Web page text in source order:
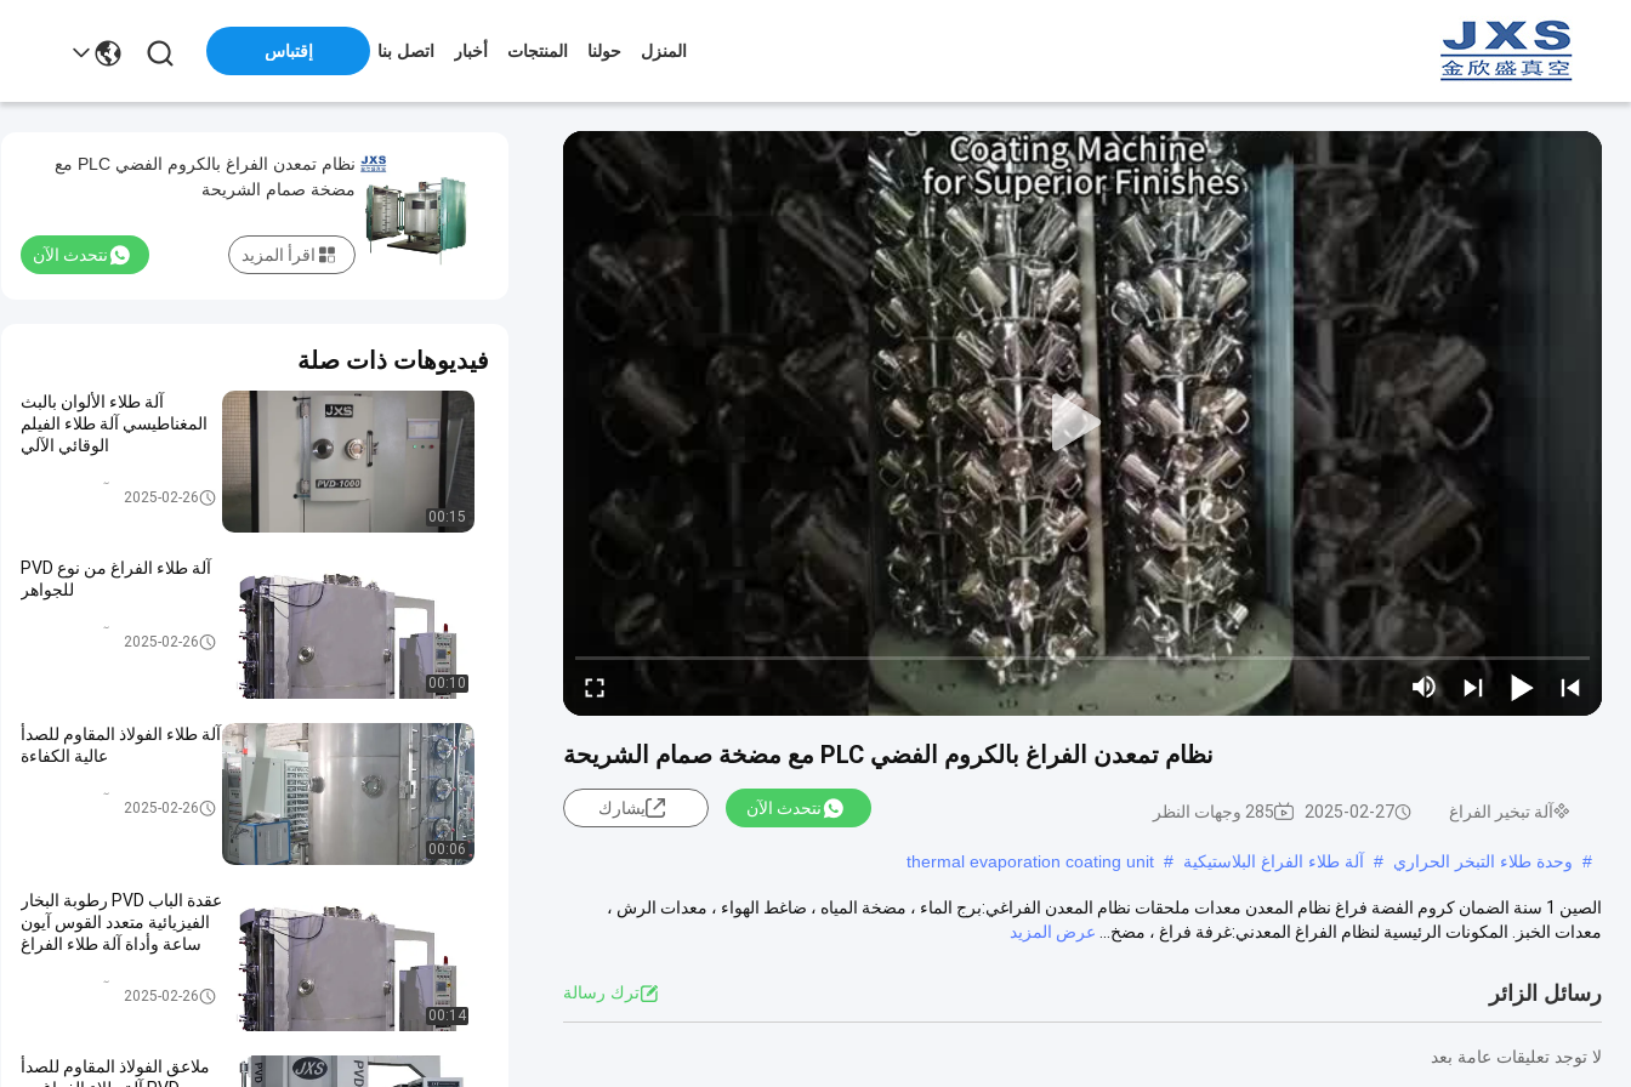
المنزل حولنا المنتجات أخبار اتصل بنا إقتباس
نظام تمعدن الفراغ بالكروم الفضي PLC مع مضخة صمام الشريحة
آلة تبخير الفراغ 2025-02-27 285 وجهات النظر نتحدث الآن يشارك
# وحدة طلاء التبخر الحراري # آلة طلاء الفراغ البلاستيكية #
thermal evaporation coating unit
الصين 1 سنة الضمان كروم الفضة فراغ نظام المعدن معدات ملحقات نظام المعدن الفراغي:برج الماء ، مضخة المياه ، ضاغط الهواء ، معدات الرش ،
معدات الخبز. المكونات الرئيسية لنظام الفراغ المعدني:غرفة فراغ ، مضخ...
عرض المزيد
رسائل الزائر ترك رسالة
لا توجد تعليقات عامة بعد
نظام تمعدن الفراغ بالكروم الفضي PLC مع
مضخة صمام الشريحة
نتحدث الآن اقرأ المزيد
فيديوهات ذات صلة
00:15
آلة طلاء الألوان بالبث
المغناطيسي آلة طلاء الفيلم
الوقائي الآلي
PVD آلة طلاء الفراغ
2025-02-26
00:10
آلة طلاء الفراغ من نوع PVD
للجواهر
PVD آلة طلاء الفراغ
2025-02-26
00:06
آلة طلاء الفولاذ المقاوم للصدأ
عالية الكفاءة
PVD آلة طلاء الفراغ
2025-02-26
00:14
عقدة الباب PVD رطوبة البخار
الفيزيائية متعدد القوس آيون
ساعة وأداة آلة طلاء الفراغ
PVD آلة طلاء الفراغ
2025-02-26
ملاعق الفولاذ المقاوم للصدأ